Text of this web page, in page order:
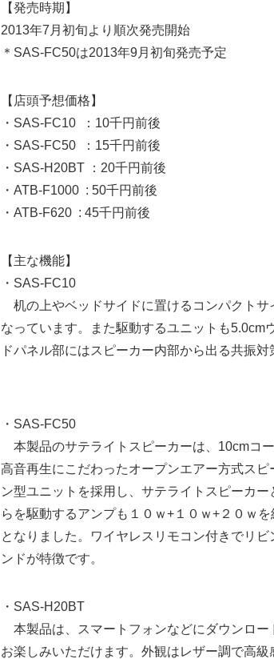
【発売時期】
2013年7月初旬より順次発売開始
＊SAS-FC50は2013年9月初旬発売予定
【店頭予想価格】
・SAS-FC10 ：10千円前後
・SAS-FC50 ：15千円前後
・SAS-H20BT ：20千円前後
・ATB-F1000 : 50千円前後
・ATB-F620 : 45千円前後
【主な機能】
・SAS-FC10
机の上やベッドサイドに置けるコンパクトサ
なっています。また駆動するユニットも5.0cm
ドパネル部にはスピーカー内部から出る共振
・SAS-FC50
本製品のサテライトスピーカーは、10cmコ
高音再生にこだわったオープンエアー方式ス
ン型ユニットを採用し、サテライトスピーカ
らを駆動するアンプも１０ｗ+１０ｗ+２０ｗ
となりました。ワイヤレスリモコン付きでリ
ンドが特徴です。
・SAS-H20BT
本製品は、スマートフォンなどにダウンロー
お楽しみいただけます。外観はレザー調で高